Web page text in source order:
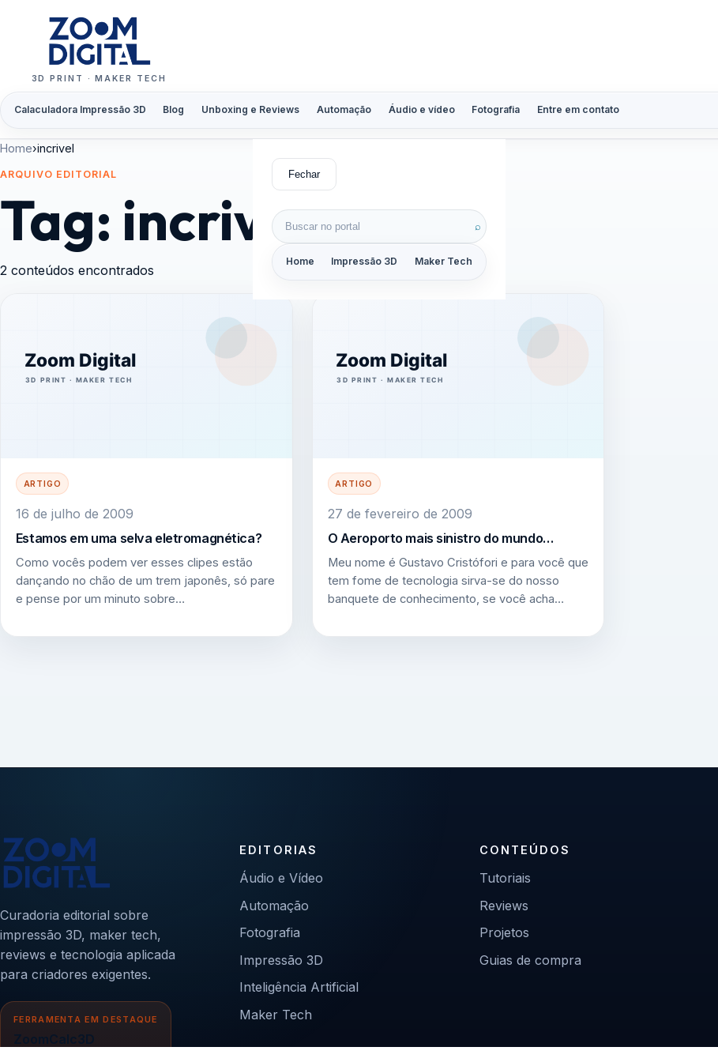
3D PRINT · MAKER TECH
Calaculadora Impressão 3D Blog Unboxing e Reviews Automação Áudio e vídeo Fotografia Entre em contato
Fechar
Buscar por: ⌕
Home Impressão 3D Maker Tech
Home›incrivel
ARQUIVO EDITORIAL
Tag: incrivel
2 conteúdos encontrados
ARTIGO
16 de julho de 2009
Estamos em uma selva eletromagnética?
Como vocês podem ver esses clipes estão
dançando no chão de um trem japonês, só pare
e pense por um minuto sobre…
ARTIGO
27 de fevereiro de 2009
O Aeroporto mais sinistro do mundo…
Meu nome é Gustavo Cristófori e para você que
tem fome de tecnologia sirva-se do nosso
banquete de conhecimento, se você acha…
Curadoria editorial sobre
impressão 3D, maker tech,
reviews e tecnologia aplicada
para criadores exigentes.
FERRAMENTA EM DESTAQUE
ZoomCalc3D
EDITORIAS
Áudio e Vídeo
Automação
Fotografia
Impressão 3D
Inteligência Artificial
Maker Tech
CONTEÚDOS
Tutoriais
Reviews
Projetos
Guias de compra